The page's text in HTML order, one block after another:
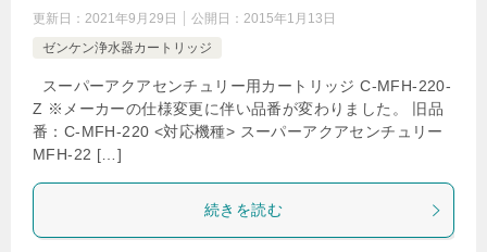
更新日： 2021年9月29日 公開日： 2015年1月13日
ゼンケン浄水器カートリッジ
スーパーアクアセンチュリー用カートリッジ C-MFH-220-
Z ※メーカーの仕様変更に伴い品番が変わりました。 旧品
番：C-MFH-220 <対応機種> スーパーアクアセンチュリー
MFH-22 […]
続きを読む